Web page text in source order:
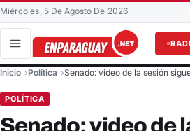
Miércoles, 5 De Agosto De 2026
Buscar en el sitio
Inicio Política Senado: video de la sesión
POLÍTICA
Senado: video de